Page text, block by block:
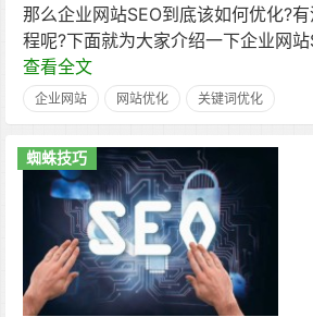
那么企业网站SEO到底该如何优化?
程呢?下面就为大家介绍一下企业网站
查看全文
企业网站 网站优化 关键词优化
蜘蛛技巧